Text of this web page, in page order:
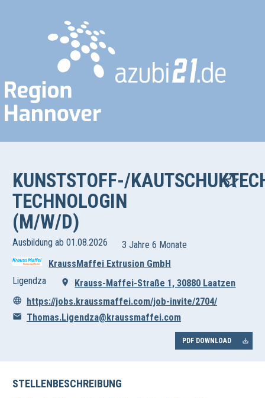
KUNSTSTOFF-/
TECHNOLOGIN
(M/W/D)
Ausbildung ab 01.08.2026
3 Jahre 6 Monate
KraussMaffei Extrusion GmbH
Ligendza
Krauss-Maffei-Straße 1, 30880 Laatzen
https://jobs.kraussmaffei.com/job-invite/2704/
Thomas.Ligendza@kraussmaffei.com
PDF DOWNLOAD
STELLENBESCHREIBUNG